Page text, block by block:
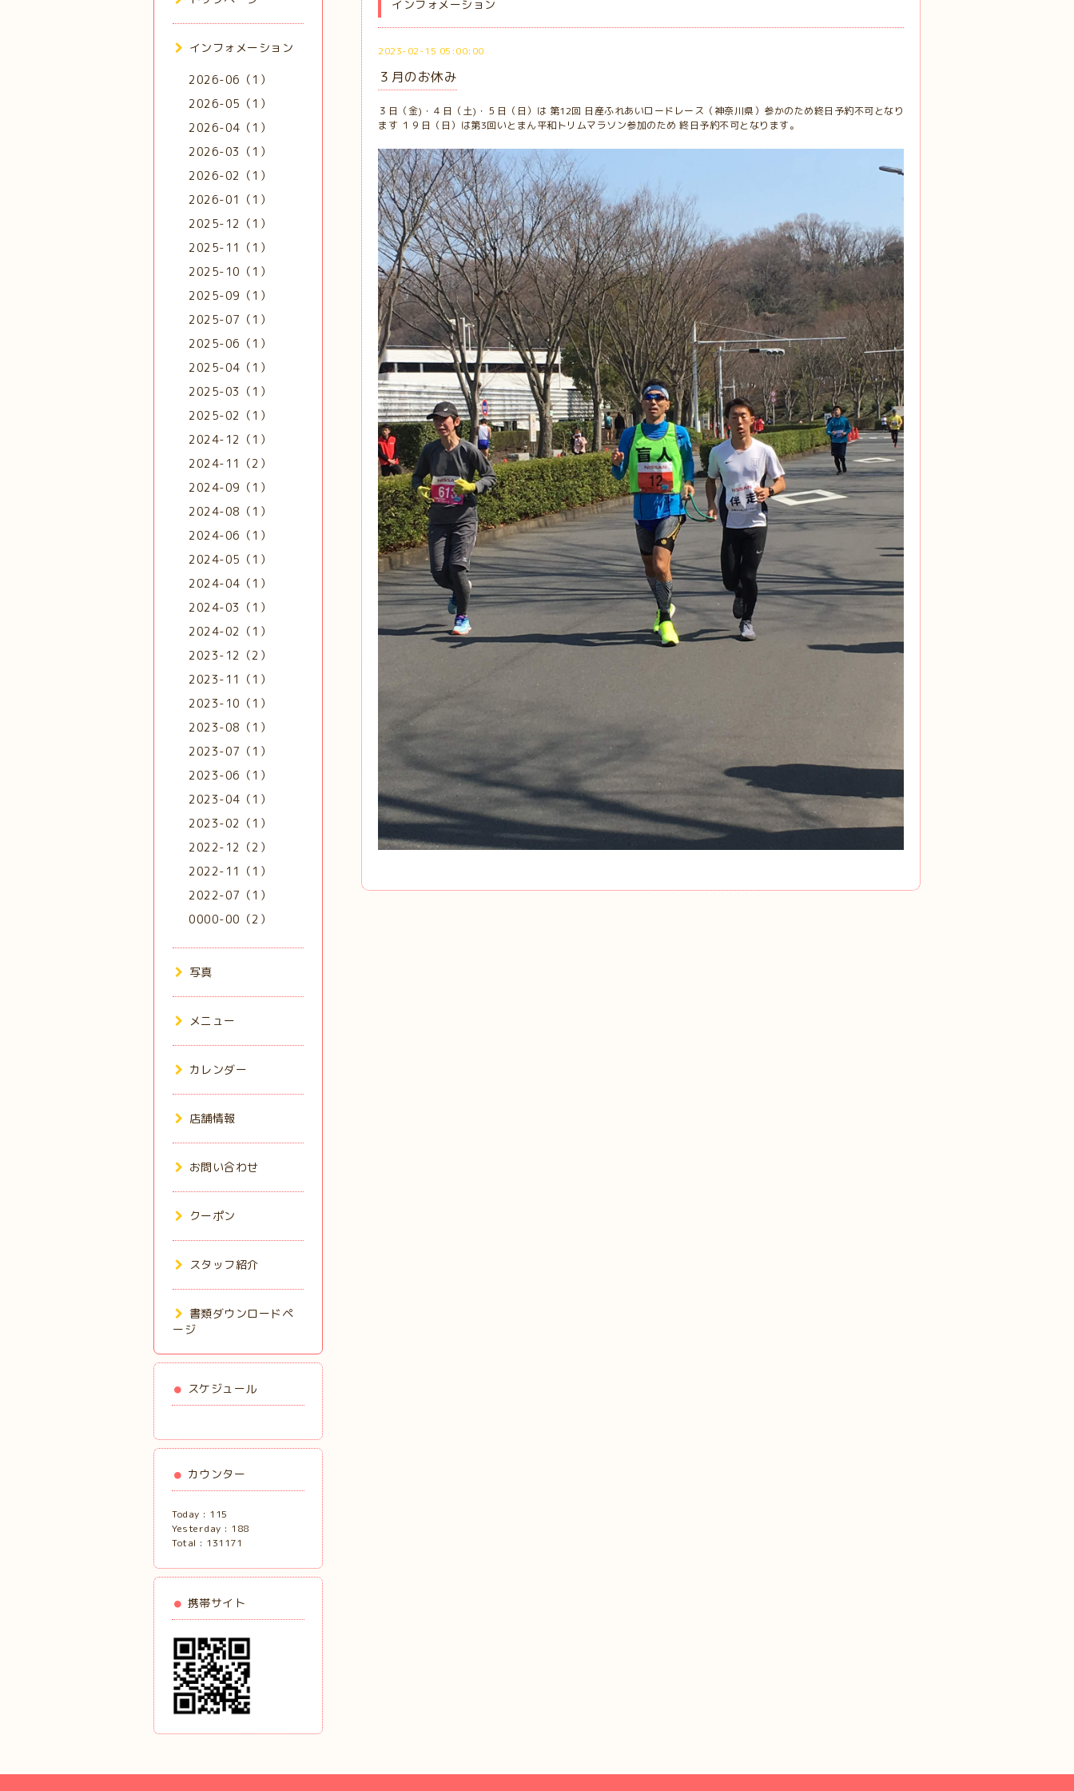
インフォメーション
2023-02-15 05:00:00
３月のお休み
３日（金)・４日（土)・５日（日）は 第12回 日産ふれあいロードレース（神奈川県）参かのため終日予約不可となり
ます １９日（日）は第3回いとまん平和トリムマラソン参加のため 終日予約不可となります。
インフォメーション
2026-06（1）
2026-05（1）
2026-04（1）
2026-03（1）
2026-02（1）
2026-01（1）
2025-12（1）
2025-11（1）
2025-10（1）
2025-09（1）
2025-07（1）
2025-06（1）
2025-04（1）
2025-03（1）
2025-02（1）
2024-12（1）
2024-11（2）
2024-09（1）
2024-08（1）
2024-06（1）
2024-05（1）
2024-04（1）
2024-03（1）
2024-02（1）
2023-12（2）
2023-11（1）
2023-10（1）
2023-08（1）
2023-07（1）
2023-06（1）
2023-04（1）
2023-02（1）
2022-12（2）
2022-11（1）
2022-07（1）
0000-00（2）
写真
メニュー
カレンダー
店舗情報
お問い合わせ
クーポン
スタッフ紹介
書類ダウンロードペ
ージ
スケジュール
カウンター
Today : 115
Yesterday : 188
Total : 131171
携帯サイト